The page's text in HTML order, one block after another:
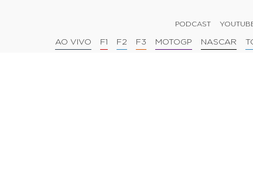
PODCAST
AO VIVO F1 F2 F3 MOTOGP NASCAR